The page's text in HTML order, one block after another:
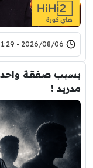
2026/08/06 - 01:29
بسبب صفقة
مدريد !